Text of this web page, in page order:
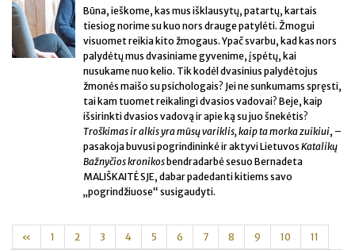
Būna, ieškome, kas mus išklausytų, patartų, kartais
tiesiog norime su kuo nors drauge patylėti. Žmogui
visuomet reikia kito žmogaus. Ypač svarbu, kad kas nors
palydėtų mus dvasiniame gyvenime, įspėtų, kai
nusukame nuo kelio. Tik kodėl dvasinius palydėtojus
žmonės maišo su psichologais? Jei ne sunkumams spręsti,
tai kam tuomet reikalingi dvasios vadovai? Beje, kaip
išsirinkti dvasios vadovą ir apie ką su juo šnekėtis?
Troškimas ir alkis yra mūsų variklis, kaip ta morka zuikiui, –
pasakoja buvusi pogrindininkė ir aktyvi Lietuvos Katalikų
Bažnyčios kronikosbendradarbė sesuo Bernadeta
MALIŠKAITĖ SJE, dabar padedanti kitiems savo
„pogrindžiuose“ susigaudyti.
« 1 2 3 4 5 6 7 8 9 10 11